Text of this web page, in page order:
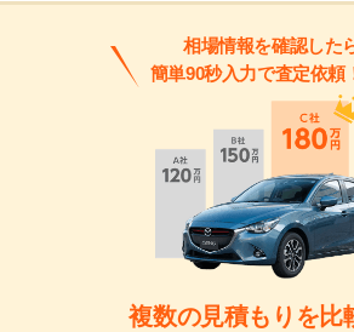
相場情報を確認した
簡単90秒入力で査定依頼
複数の見積もりを比